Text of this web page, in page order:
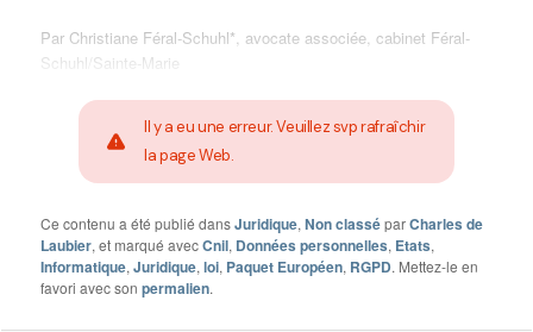
Par Christiane Féral-Schuhl*, avocate associée, cabinet Féral-
Schuhl/Sainte-Marie
Il y a eu une erreur. Veuillez svp rafraîchir
la page Web.
Ce contenu a été publié dansJuridique,Non classéparCharles de
Laubier, et marqué avecCnil, Données personnelles, Etats,
Informatique,Juridique,loi, Paquet Européen, RGPD. Mettez-le en
favori avec sonpermalien.